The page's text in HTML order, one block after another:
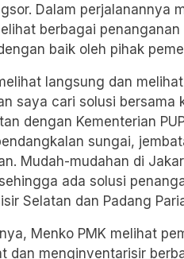
Dalam perjalanannya
berbagai
baik oleh pihak
langsung dan
saya cari solusi bersama
dengan Kementerian
sungai,
Mudah-mudahan di
ada solusi
Selatan dan Padang
Menko PMK melihat
dan menginventarisir